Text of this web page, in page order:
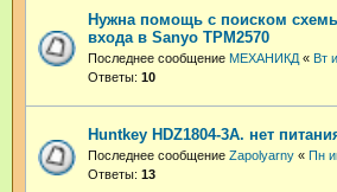
Нужна помощь с поиском
входа в Sanyo TPM2570
Последнее сообщение МЕХАНИКД « Вт
Ответы: 10
Huntkey HDZ1804-3A. нет
Последнее сообщение Zapolyarny « Пн
Ответы: 13